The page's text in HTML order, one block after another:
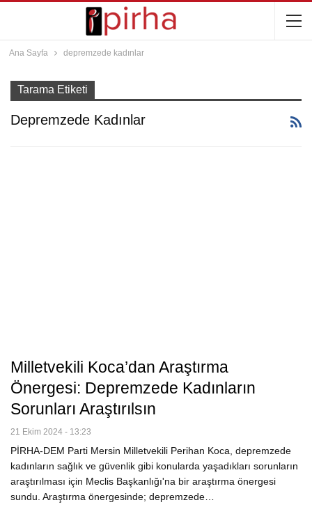
Ana Sayfa depremzede kadınlar
Tarama Etiketi
Depremzede Kadınlar
Milletvekili Koca’dan Araştırma
Önergesi: Depremzede Kadınların
Sorunları Araştırılsın
21 Ekim 2024 - 13:23
PİRHA-DEM Parti Mersin Milletvekili Perihan Koca, depremzede
kadınların sağlık ve güvenlik gibi konularda yaşadıkları sorunların
araştırılması için Meclis Başkanlığı'na bir araştırma önergesi
sundu. Araştırma önergesinde; depremzede…